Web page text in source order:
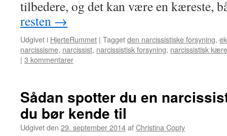
tilbedere, og det kan være en kæreste,
resten →
Udgivet i HjerteRummet | Taggetden narcissistiske forsyning,
narcissisme, narcissist, narcissistisk forsyning, narcissistisk
| 3 kommentarer
Sådan spotter du en
du bør kende til
Udgivet den 29. september 2014afChristina Copty